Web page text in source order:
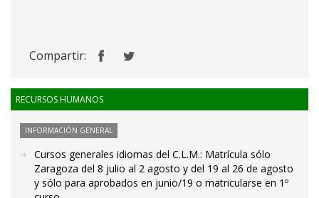
Compartir:
RECURSOS HUMANOS
INFORMACIÓN GENERAL
Cursos generales idiomas del C.L.M.: Matrícula sólo
Zaragoza del 8 julio al 2 agosto y del 19 al 26 de agosto
y sólo para aprobados en junio/19 o matricularse en 1º